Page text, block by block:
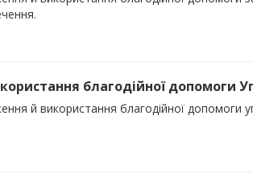
благодійної допомоги
й використання благодійної допомоги